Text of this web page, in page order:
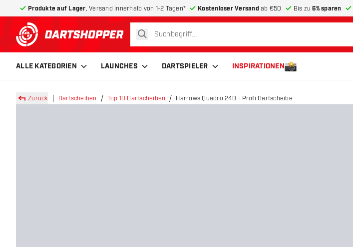
Produkte auf Lager , Versand innerhalb von 1-2 Tagen* Kostenloser Versandab €50 Bis zu6% sparen
zurück zur Startseite
suchen
ALLE KATEGORIEN LAUNCHES DARTSPIELER INSPIRATIONEN
Zurück Dartscheiben Top 10 Dartscheiben Harrows Quadro 240 - Profi Dartscheibe